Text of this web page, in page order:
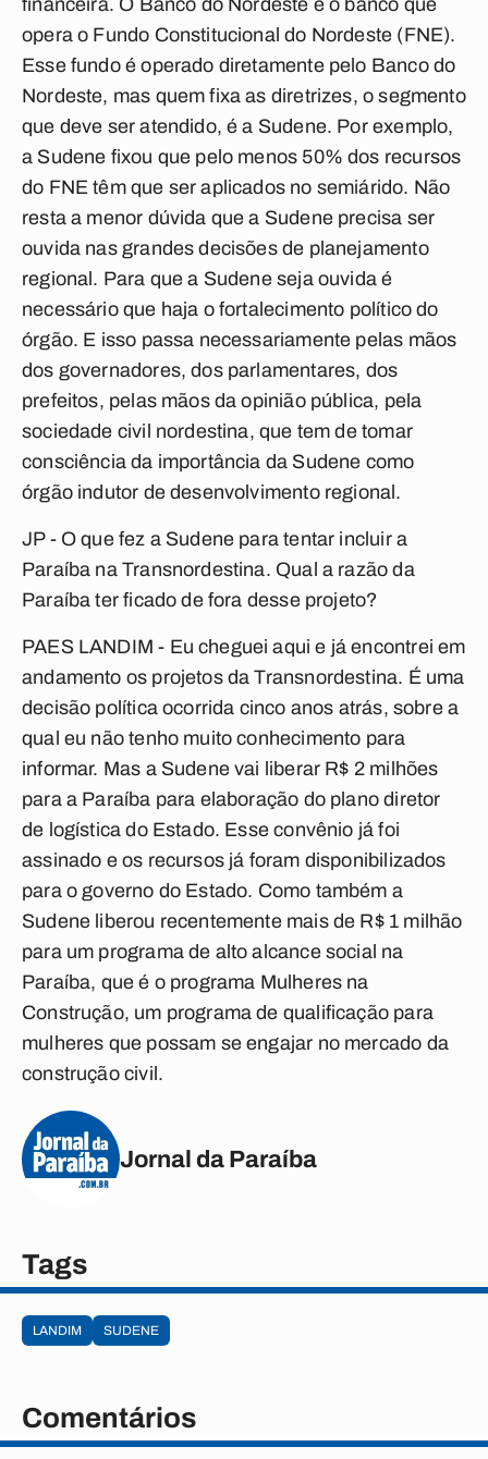
financeira. O Banco do Nordeste é o banco que
opera o Fundo Constitucional do Nordeste (FNE).
Esse fundo é operado diretamente pelo Banco do
Nordeste, mas quem fixa as diretrizes, o segmento
que deve ser atendido, é a Sudene. Por exemplo,
a Sudene fixou que pelo menos 50% dos recursos
do FNE têm que ser aplicados no semiárido. Não
resta a menor dúvida que a Sudene precisa ser
ouvida nas grandes decisões de planejamento
regional. Para que a Sudene seja ouvida é
necessário que haja o fortalecimento político do
órgão. E isso passa necessariamente pelas mãos
dos governadores, dos parlamentares, dos
prefeitos, pelas mãos da opinião pública, pela
sociedade civil nordestina, que tem de tomar
consciência da importância da Sudene como
órgão indutor de desenvolvimento regional.
JP - O que fez a Sudene para tentar incluir a
Paraíba na Transnordestina. Qual a razão da
Paraíba ter ficado de fora desse projeto?
PAES LANDIM - Eu cheguei aqui e já encontrei em
andamento os projetos da Transnordestina. É uma
decisão política ocorrida cinco anos atrás, sobre a
qual eu não tenho muito conhecimento para
informar. Mas a Sudene vai liberar R$ 2 milhões
para a Paraíba para elaboração do plano diretor
de logística do Estado. Esse convênio já foi
assinado e os recursos já foram disponibilizados
para o governo do Estado. Como também a
Sudene liberou recentemente mais de R$ 1 milhão
para um programa de alto alcance social na
Paraíba, que é o programa Mulheres na
Construção, um programa de qualificação para
mulheres que possam se engajar no mercado da
construção civil.
Jornal da Paraíba
Tags
LANDIM SUDENE
Comentários